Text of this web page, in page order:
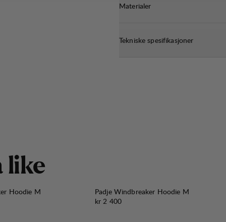
Materialer
Tekniske spesifikasjoner
like
Hoodie M
Padje Windbreaker Hoodie M
Pris:
kr 2 400